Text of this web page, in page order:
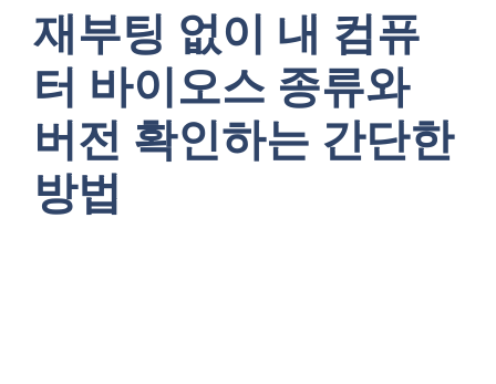
재부팅 없이 내 컴퓨
터 바이오스 종류와
버전 확인하는 간단한
방법